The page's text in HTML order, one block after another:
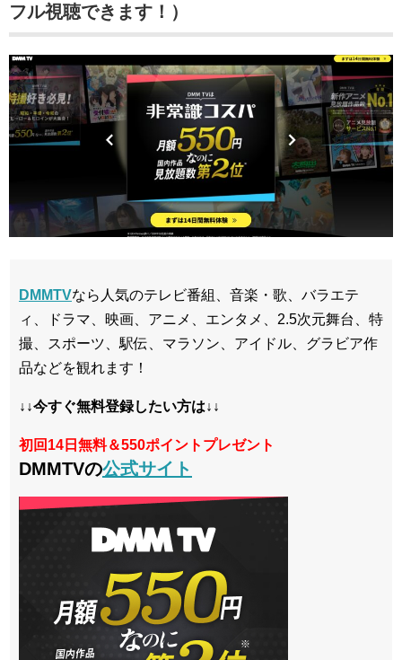
フル視聴できます！）
DMMTVなら人気のテレビ番組、音楽・歌、バラエテ
ィ、ドラマ、映画、アニメ、エンタメ、2.5次元舞台、特
撮、スポーツ、駅伝、マラソン、アイドル、グラビア作
品などを観れます！
↓↓今すぐ無料登録したい方は↓↓
初回14日無料＆550ポイントプレゼント
DMMTVの公式サイト